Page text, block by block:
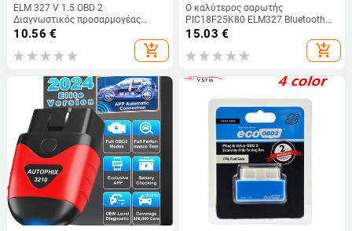
ELM 327 V 1.5 OBD 2
Διαγνωστικός προσαρμογέας
αυτοκινήτου ODB2 για Android/IOS
ELM327 V1.5 OBD2 Αυτόματο
εργαλείο σαρωτή 4.0 συμβατό με
10.56 €
add_shopping_cart
Ο καλύτερος σαρωτής
PIC18F25K80 ELM327 Bluetooth
V1.5 OBD2 USB / WIFI ELM 327
Switch Car Diagnostic Tool for
Android/IOS/PC Code Reader
15.03 €
add_shopping_cart